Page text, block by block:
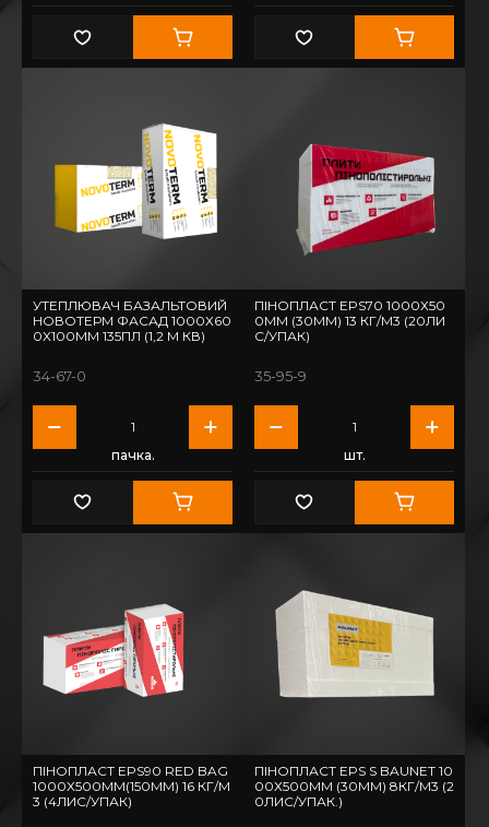
УТЕПЛЮВАЧ БАЗАЛЬТОВИЙ
НОВОТЕРМ ФАСАД 1000Х60
0Х100ММ 135ПЛ (1,2 М КВ)
34-67-0
пачка.
ПІНОПЛАСТ EPS70 1000Х50
0ММ (30ММ) 13 КГ/М3 (20ЛИ
С/УПАК)
35-95-9
шт.
ПІНОПЛАСТ EPS90 RED BAG
1000Х500ММ(150ММ) 16 КГ/М
3 (4ЛИС/УПАК)
ПІНОПЛАСТ EPS S BAUNET 10
00Х500ММ (30ММ) 8КГ/М3 (2
0ЛИС/УПАК.)